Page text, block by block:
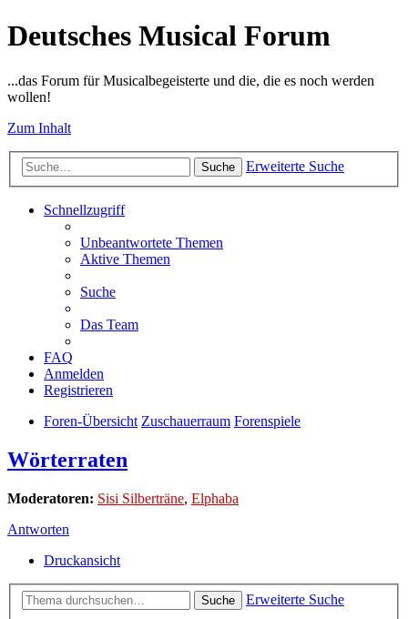
Deutsches Musical Forum
...das Forum für Musicalbegeisterte und die, die es noch werden
wollen!
Zum Inhalt
Suche Erweiterte Suche
Schnellzugriff
Unbeantwortete Themen
Aktive Themen
Suche
Das Team
FAQ
Anmelden
Registrieren
Foren-Übersicht Zuschauerraum Forenspiele
Wörterraten
Moderatoren: Sisi Silberträne, Elphaba
Antworten
Druckansicht
Suche
Erweiterte Suche